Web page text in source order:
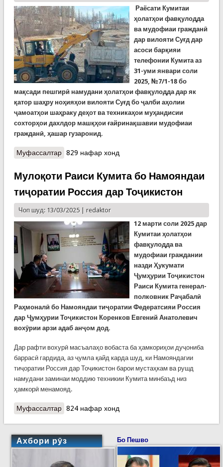
Раёсати Кумитаи
ҳолатҳои фавқулодда
ва мудофиаи гражданӣ
дар вилояти Суғд дар
асоси барқияи
телефонии Кумита аз
31-уми январи соли
2025, №7/1-18 бо
мақсади пешгирӣ намудани ҳолатҳои фавқулодда дар як
қатор шаҳру ноҳияҳои вилояти Суғд бо ҷалби аҳолии
ҷамоатҳои шаҳраку деҳот ва техникаҳои муҳандисии
сохторҳои дахлдор машқҳои ғайринақшавии мудофиаи
гражданӣ, ҳашар гузаронид.
Муфассалтаро Машқҳои ғайринақшавии мудофиаи гражданӣ
829 нафар хонд
Мулоқоти Раиси Кумита бо Намояндаи
тиҷоратии Россия дар Тоҷикистон
Чоп шуд: 13/03/2025 | redaktor
12 марти соли 2025 дар
Кумитаи ҳолатҳои
фавқулодда ва
мудофиаи граждании
назди Ҳукумати
Ҷумҳурии Тоҷикистон
Раиси Кумита генерал-
полковник Раҷабалӣ
Раҳмоналӣ бо Намояндаи тиҷоратии Федератсияи Россия
дар Ҷумҳурии Тоҷикистон Коренков Евгений Анатолевич
вохӯрии арзи адаб анҷом дод.
Дар рафти вохурӣ масъалаҳо вобаста ба ҳамкориҳои дуҷониба
баррасӣ гардида, аз ҷумла қайд карда шуд, ки Намояндагии
тиҷоратии Россия дар Тоҷикистон барои мустаҳкам ва рушд
намудани заминаи моддию техникии Кумита минбаъд низ
ҳамкорӣ менамояд.
Муфассалтаро Мулоқоти Раиси Кумита бо Намояндаи
824 нафар хонд
Ахбори рӯз Бо Пешво